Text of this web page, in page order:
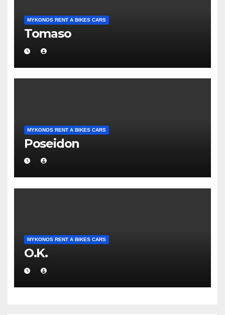
MYKONOS RENT A BIKES CARS
Tomaso
MYKONOS RENT A BIKES CARS
Poseidon
MYKONOS RENT A BIKES CARS
O.K.